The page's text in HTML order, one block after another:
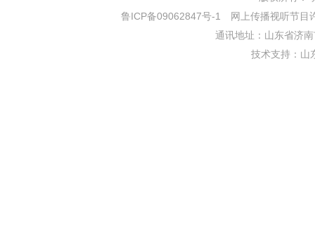
鲁ICP备09062847号-1 网上传播视听节目
通讯地址：山东省济
技术支持： 山